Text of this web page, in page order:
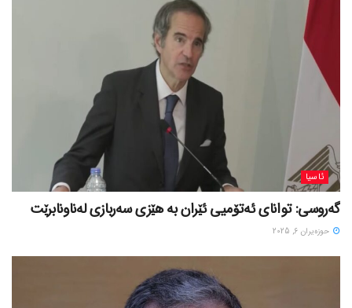
ئاسیا
گەروسی: توانای ئەتۆمیی ئێران بە هێزی سەربازی لەناونابرێت
حوزه‌یران 6, 2025